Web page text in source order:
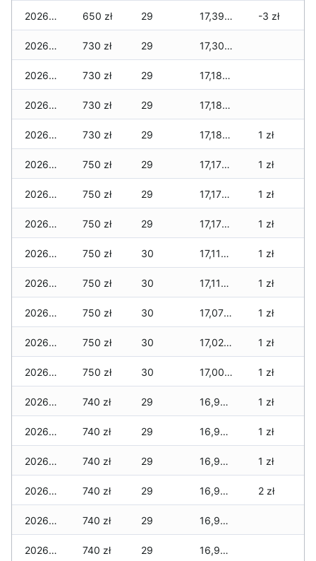
2026-04-15 650 zł 29 17,395 zł -3 zł
2026-04-14 730 zł 29 17,305 zł
2026-04-13 730 zł 29 17,185 zł
2026-04-12 730 zł 29 17,185 zł
2026-04-11 730 zł 29 17,185 zł 1 zł
2026-04-10 750 zł 29 17,175 zł 1 zł
2026-04-09 750 zł 29 17,175 zł 1 zł
2026-04-08 750 zł 29 17,175 zł 1 zł
2026-04-07 750 zł 30 17,115 zł 1 zł
2026-04-06 750 zł 30 17,115 zł 1 zł
2026-04-05 750 zł 30 17,075 zł 1 zł
2026-04-04 750 zł 30 17,025 zł 1 zł
2026-04-03 750 zł 30 17,005 zł 1 zł
2026-04-02 740 zł 29 16,965 zł 1 zł
2026-04-01 740 zł 29 16,945 zł 1 zł
2026-03-31 740 zł 29 16,945 zł 1 zł
2026-03-30 740 zł 29 16,935 zł 2 zł
2026-03-29 740 zł 29 16,935 zł
2026-03-28 740 zł 29 16,925 zł